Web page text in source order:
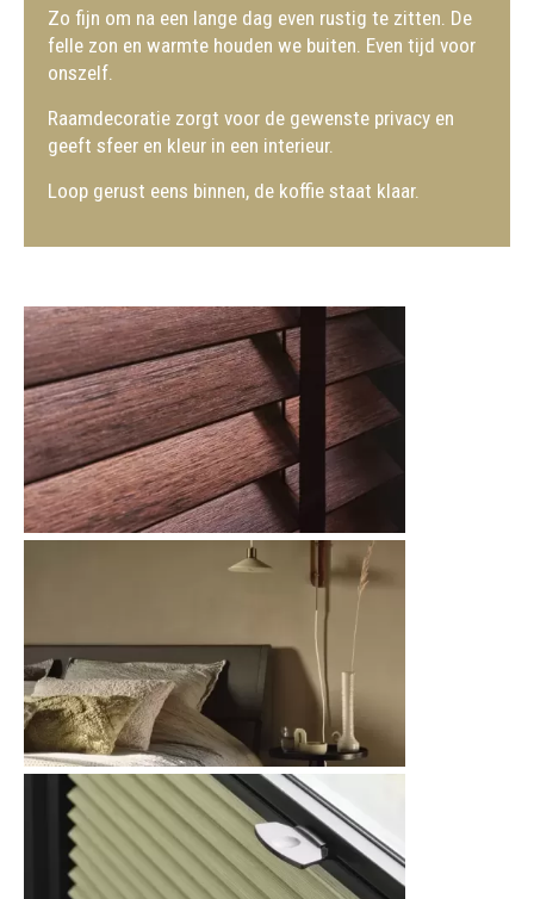
Zo fijn om na een lange dag even rustig te zitten. De
felle zon en warmte houden we buiten. Even tijd voor
onszelf.
Raamdecoratie zorgt voor de gewenste privacy en
geeft sfeer en kleur in een interieur.
Loop gerust eens binnen, de koffie staat klaar.